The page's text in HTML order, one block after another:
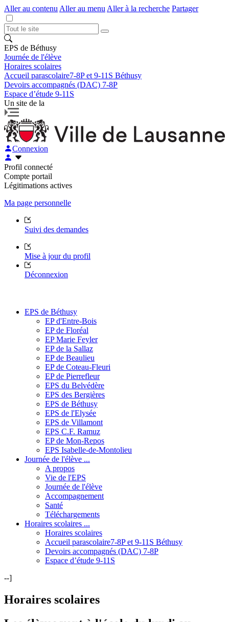
Aller au contenu Aller au menu Aller à la recherche Partager
EPS de Béthusy
Journée de l'élève
Horaires scolaires
Accueil parascolaire7-8P et 9-11S Béthusy
Devoirs accompagnés (DAC) 7-8P
Espace d’étude 9-11S
Un site de la
Connexion
Profil connecté
Compte portail
Légitimations actives
Ma page personnelle
Suivi des demandes
Mise à jour du profil
Déconnexion
EPS de Béthusy
EP d'Entre-Bois
EP de Floréal
EP Marie Feyler
EP de la Sallaz
EP de Beaulieu
EP de Coteau-Fleuri
EP de Pierrefleur
EPS du Belvédère
EPS des Bergières
EPS de Béthusy
EPS de l'Elysée
EPS de Villamont
EPS C.F. Ramuz
EP de Mon-Repos
EPS Isabelle-de-Montolieu
Journée de l'élève ...
A propos
Vie de l'EPS
Journée de l'élève
Accompagnement
Santé
Téléchargements
Horaires scolaires ...
Horaires scolaires
Accueil parascolaire7-8P et 9-11S Béthusy
Devoirs accompagnés (DAC) 7-8P
Espace d’étude 9-11S
--]
Horaires scolaires